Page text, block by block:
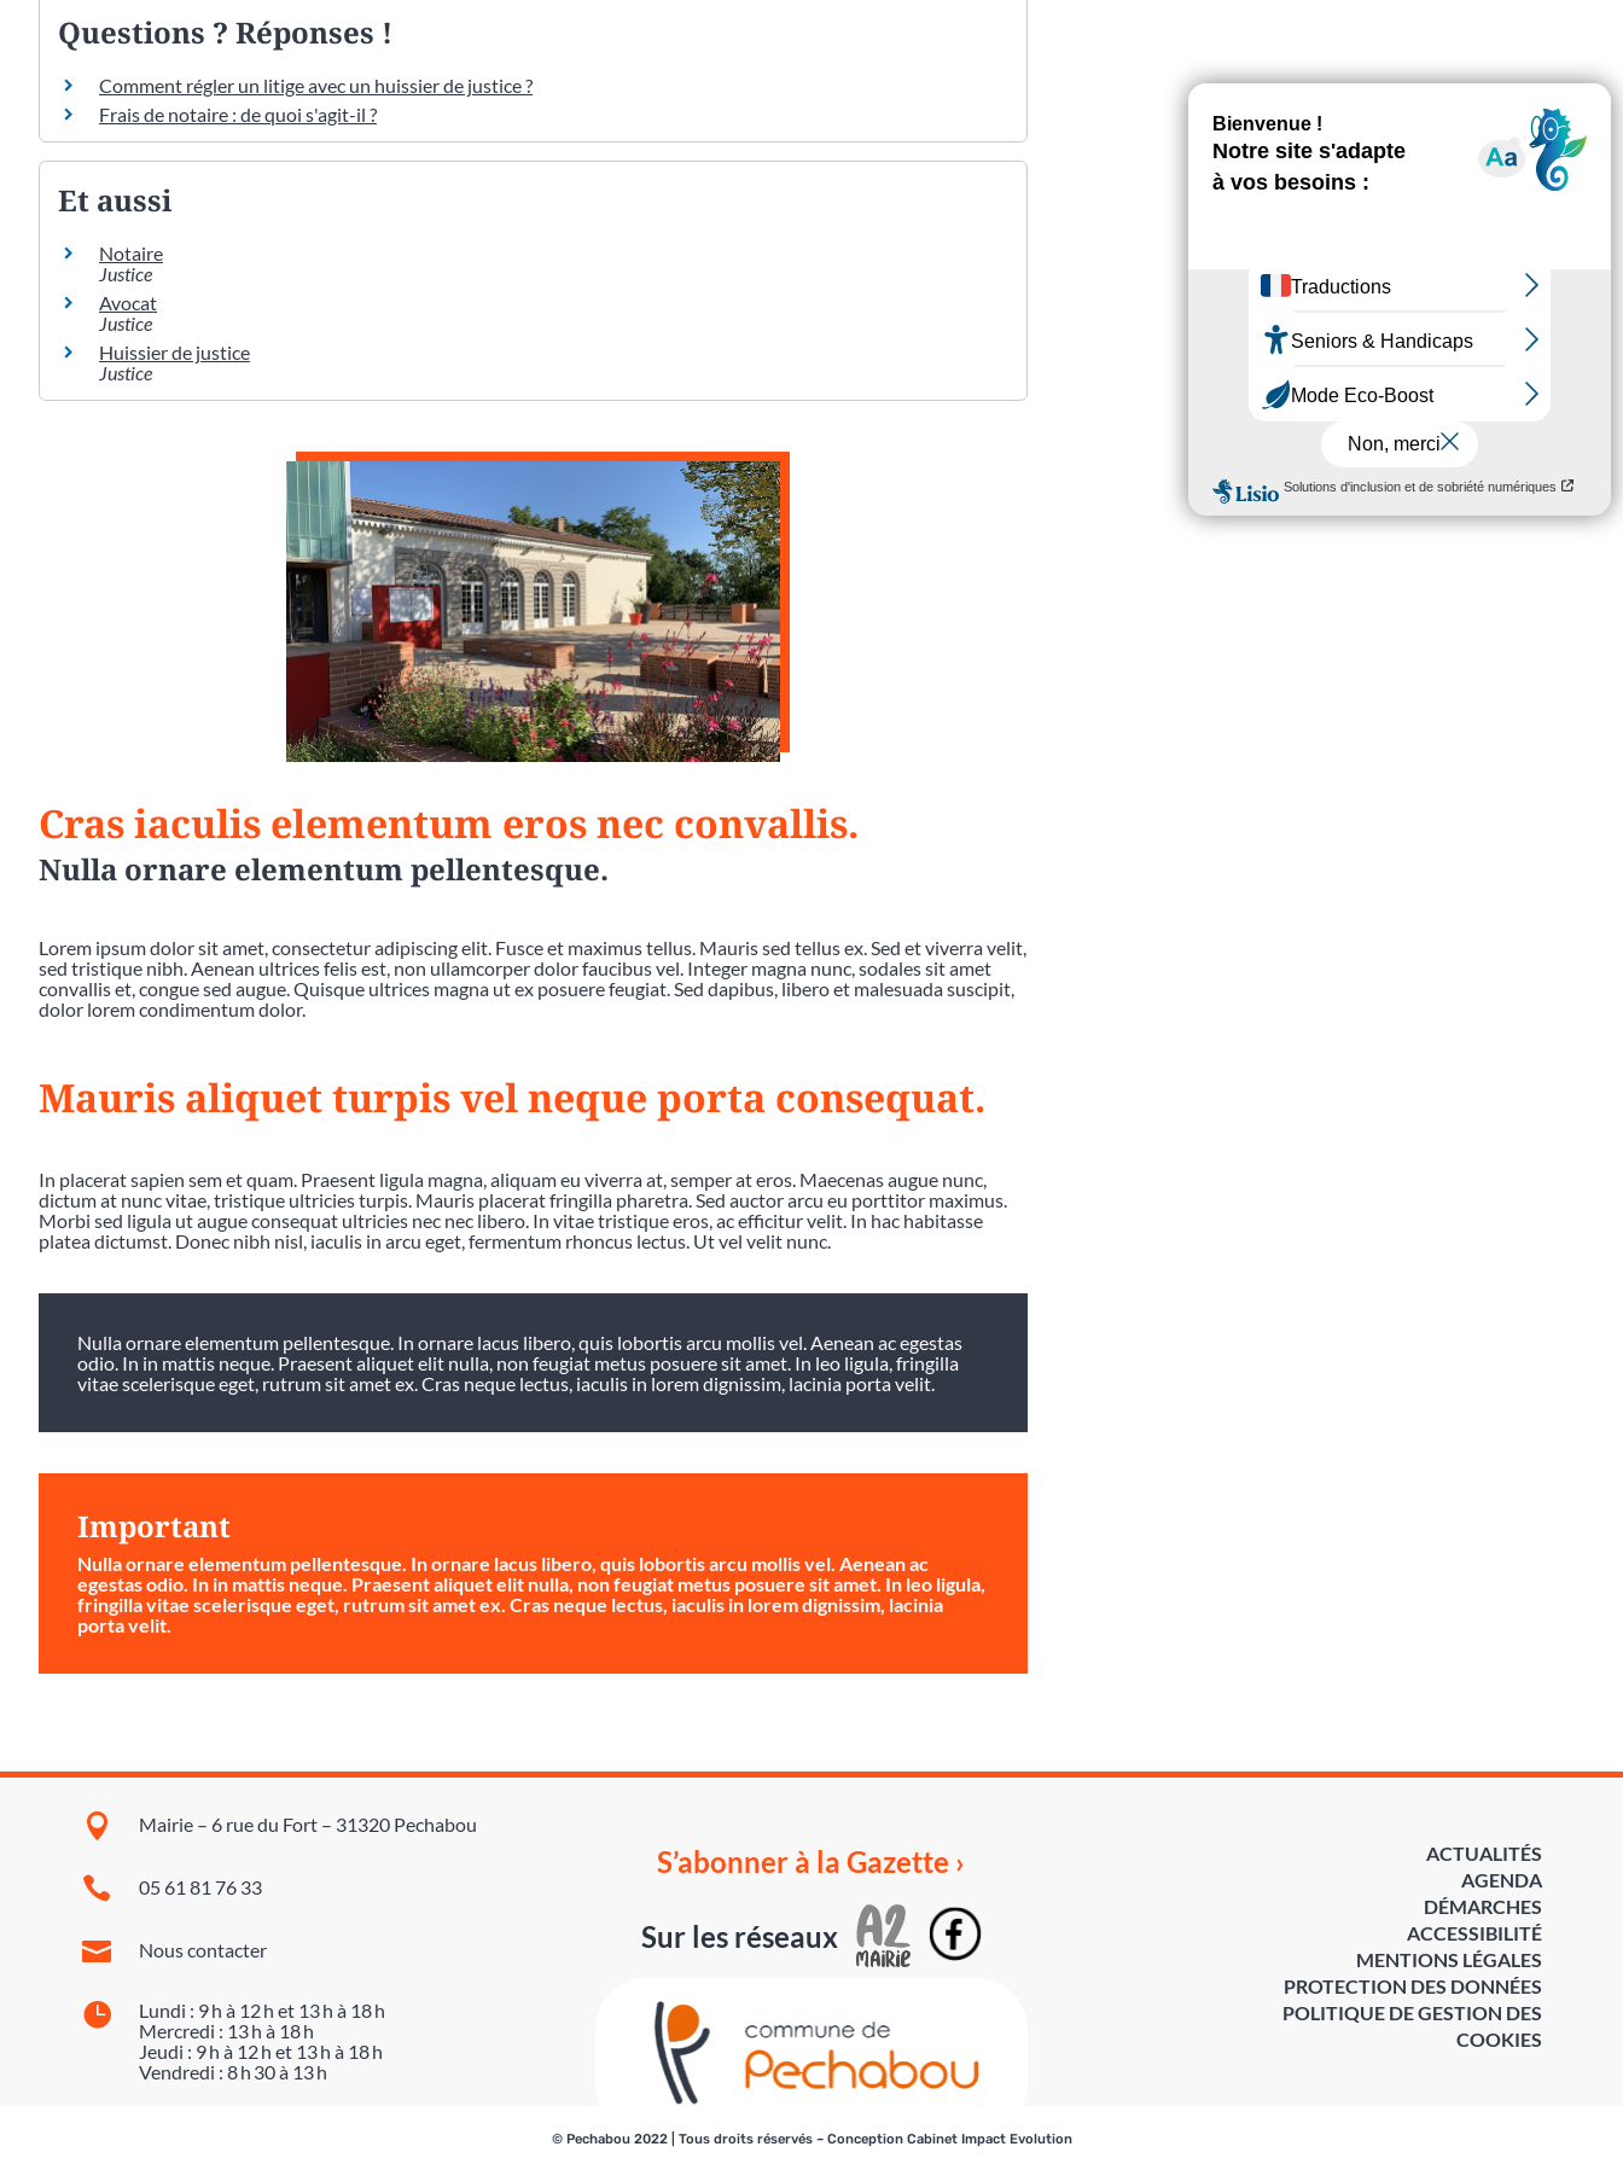
Questions ? Réponses !
Comment régler un litige avec un huissier de justice ?
Frais de notaire : de quoi s'agit-il ?
Et aussi
Notaire
Justice
Avocat
Justice
Huissier de justice
Justice
Cras iaculis elementum eros nec convallis.
Nulla ornare elementum pellentesque.
Lorem ipsum dolor sit amet, consectetur adipiscing elit. Fusce et maximus tellus. Mauris sed tellus ex. Sed et viverra velit,
sed tristique nibh. Aenean ultrices felis est, non ullamcorper dolor faucibus vel. Integer magna nunc, sodales sit amet
convallis et, congue sed augue. Quisque ultrices magna ut ex posuere feugiat. Sed dapibus, libero et malesuada suscipit,
dolor lorem condimentum dolor.
Mauris aliquet turpis vel neque porta consequat.
In placerat sapien sem et quam. Praesent ligula magna, aliquam eu viverra at, semper at eros. Maecenas augue nunc,
dictum at nunc vitae, tristique ultricies turpis. Mauris placerat fringilla pharetra. Sed auctor arcu eu porttitor maximus.
Morbi sed ligula ut augue consequat ultricies nec nec libero. In vitae tristique eros, ac efficitur velit. In hac habitasse
platea dictumst. Donec nibh nisl, iaculis in arcu eget, fermentum rhoncus lectus. Ut vel velit nunc.
Nulla ornare elementum pellentesque. In ornare lacus libero, quis lobortis arcu mollis vel. Aenean ac egestas
odio. In in mattis neque. Praesent aliquet elit nulla, non feugiat metus posuere sit amet. In leo ligula, fringilla
vitae scelerisque eget, rutrum sit amet ex. Cras neque lectus, iaculis in lorem dignissim, lacinia porta velit.
Important
Nulla ornare elementum pellentesque. In ornare lacus libero, quis lobortis arcu mollis vel. Aenean ac
egestas odio. In in mattis neque. Praesent aliquet elit nulla, non feugiat metus posuere sit amet. In leo ligula,
fringilla vitae scelerisque eget, rutrum sit amet ex. Cras neque lectus, iaculis in lorem dignissim, lacinia
porta velit.
 Mairie – 6 rue du Fort – 31320 Pechabou
 05 61 81 76 33
 Nous contacter

Lundi : 9 h à 12 h et 13 h à 18 h
Mercredi : 13 h à 18 h
Jeudi : 9 h à 12 h et 13 h à 18 h
Vendredi : 8 h 30 à 13 h
S’abonner à la Gazette ›
Sur les réseaux
ACTUALITÉS
AGENDA
DÉMARCHES
ACCESSIBILITÉ
MENTIONS LÉGALES
PROTECTION DES DONNÉES
POLITIQUE DE GESTION DES
COOKIES
© Pechabou 2022 | Tous droits réservés – Conception Cabinet Impact Evolution